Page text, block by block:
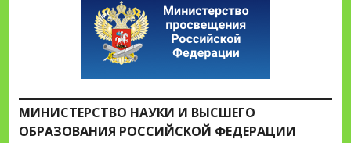
МИНИСТЕРСТВО НАУКИ И ВЫСШЕГО
ОБРАЗОВАНИЯ РОССИЙСКОЙ ФЕДЕРАЦИИ